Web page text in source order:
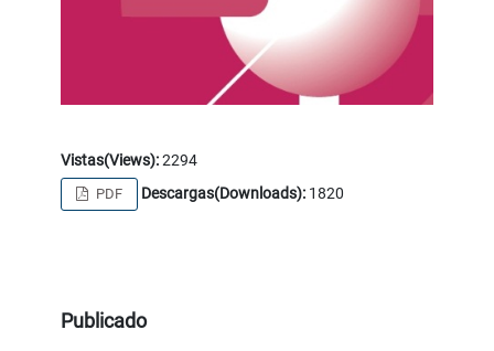
Vistas(Views):2294
PDF Descargas(Downloads):1820
Publicado